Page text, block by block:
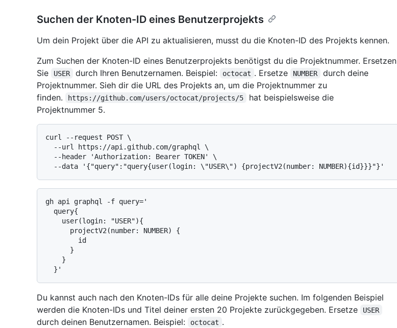
Suchen der Knoten-ID eines Benutzerprojekts
Um dein Projekt über die API zu aktualisieren, musst du die Knoten-ID des Projekts kennen.
Zum Suchen der Knoten-ID eines Benutzerprojekts benötigst du die Projektnummer. Ersetzen
Sie
USER durch Ihren Benutzernamen. Beispiel: octocat . Ersetze NUMBER
durch deine
Projektnummer. Sieh dir die URL des Projekts an, um die Projektnummer zu
finden.
https://github.com/users/octocat/projects/5
hat beispielsweise die
Projektnummer 5.
curl --request POST \
gh api graphql -f query='
Du kannst auch nach den Knoten-IDs für alle deine Projekte suchen. Im folgenden Beispiel
werden die Knoten-IDs und Titel deiner ersten 20 Projekte zurückgegeben. Ersetze
USER
durch deinen Benutzernamen. Beispiel: octocat .